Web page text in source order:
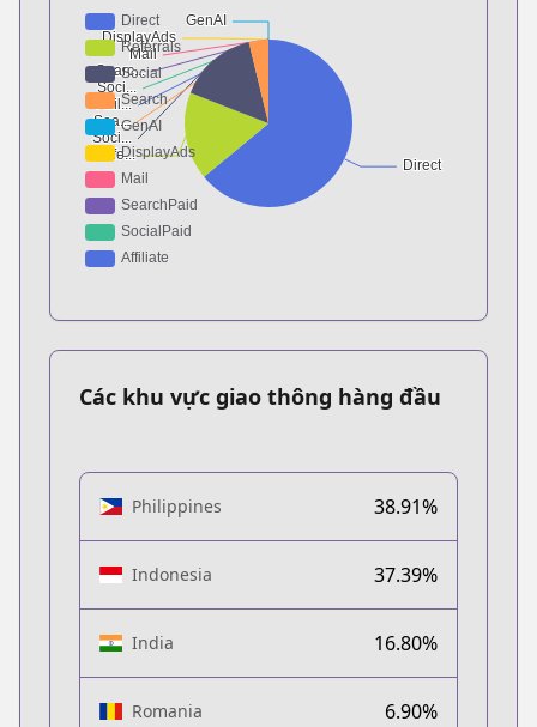
Các khu vực giao thông hàng đầu
Philippines 38.91%
Indonesia 37.39%
India 16.80%
Romania 6.90%